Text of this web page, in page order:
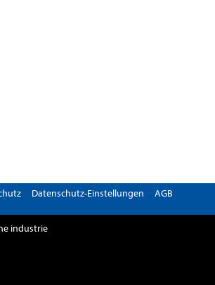
Datenschutz-Einstellungen AGB
industrie